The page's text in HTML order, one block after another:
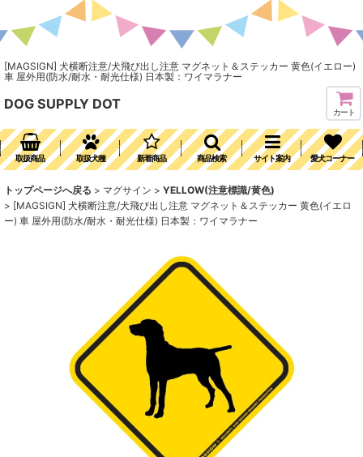
[MAGSIGN] 犬横断注意/犬飛び出し注意 マグネット＆ステッカー 黄色(イエロー)
車 屋外用(防水/耐水・耐光仕様) 日本製：ワイマラナー
DOG SUPPLY DOT
カート
取扱商品 取扱犬種 新着商品 商品検索 サイト案内 愛犬コーナー
トップページへ戻る > マグサイン > YELLOW(注意標識/黄色)
> [MAGSIGN] 犬横断注意/犬飛び出し注意 マグネット＆ステッカー 黄色(イエロ
ー) 車 屋外用(防水/耐水・耐光仕様) 日本製：ワイマラナー